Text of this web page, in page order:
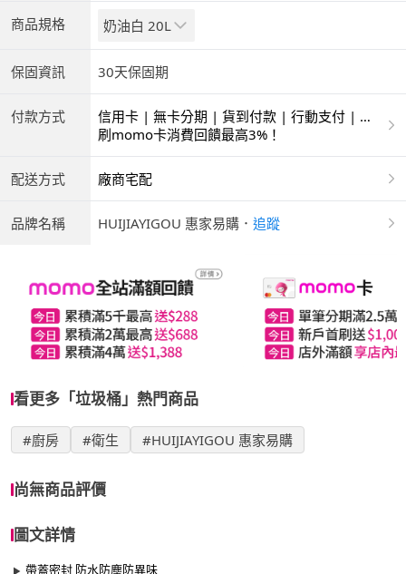
商品規格 奶油白 20L
保固資訊 30天保固期
付款方式
信用卡 | 無卡分期 | 貨到付款 | 行動支付 | 超
商付款 | ATM | 銀聯卡
刷momo卡消費回饋最高3%！
配送方式 廠商宅配
品牌名稱 HUIJIAYIGOU 惠家易購 ． 追蹤
看更多「垃圾桶」熱門商品
#廚房 #衛生 #HUIJIAYIGOU 惠家易購
尚無商品評價
圖文詳情
帶蓋密封 防水防塵防異味